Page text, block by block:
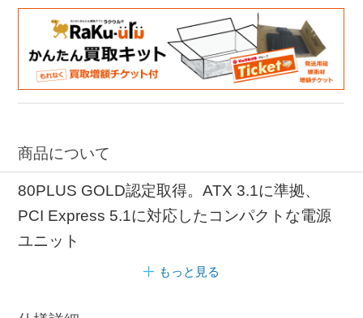
商品について
80PLUS GOLD認定取得。ATX 3.1に準拠、
PCI Express 5.1に対応したコンパクトな電源
ユニット
もっと見る